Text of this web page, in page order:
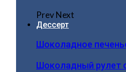
PrevNext
Дессерт
Шоколадное
Шоколадный рулет